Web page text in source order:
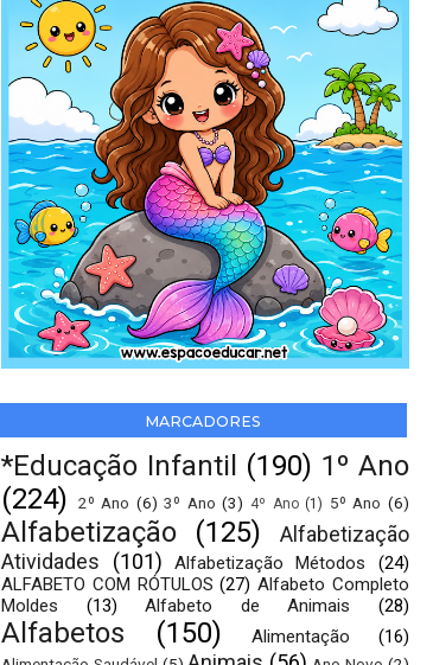
MARCADORES
*Educação Infantil (190) 1º Ano
(224)
2º Ano (6) 3º Ano (3) 4º Ano (1) 5º Ano (6)
Alfabetização (125)
Alfabetização
Atividades
(101) Alfabetização Métodos
(24)
ALFABETO COM RÓTULOS (27) Alfabeto Completo
Moldes
(13) Alfabeto de Animais (28)
Alfabetos (150) Alimentação (16)